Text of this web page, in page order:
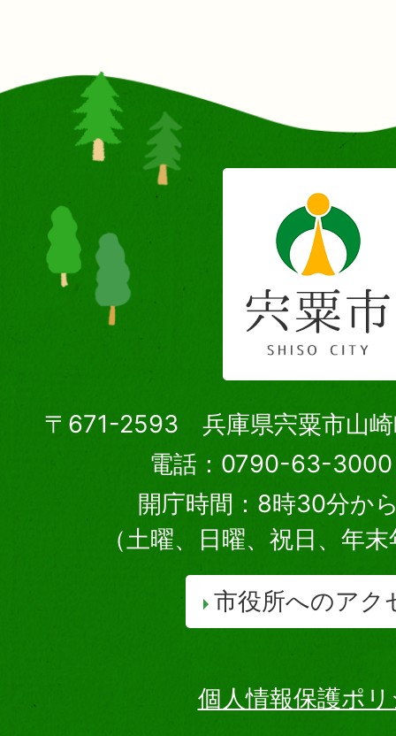
〒671-2593 兵庫県宍粟市山崎
電話：0790-63-3000
開庁時間：8時30分か
（土曜、日曜、祝日、年
市役所へのアク
個人情報保護ポ